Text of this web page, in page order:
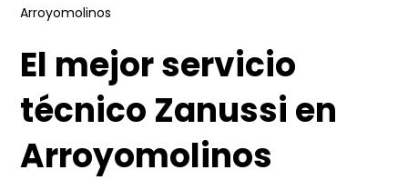
Arroyomolinos
El mejor servicio
técnico Zanussi en
Arroyomolinos